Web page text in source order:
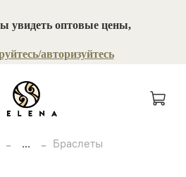
увидеть оптовые цены,
авторизуйтесь
... Браслеты